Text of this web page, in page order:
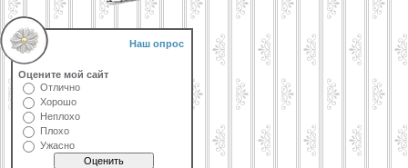
Наш опрос
Оцените мой сайт
Отлично
Хорошо
Неплохо
Плохо
Ужасно